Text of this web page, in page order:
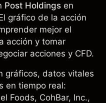
Post Holdings en
gráfico de la acción
mejor el
acción y tomar
acciones y CFD.
gráficos, datos vitales
en tiempo real:
Foods, CohBar, Inc.,